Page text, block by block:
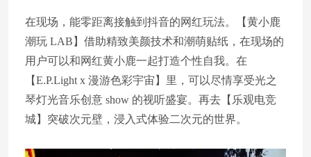
在现场，能零距离接触到抖音的网红玩法。【黄小鹿
潮玩 LAB】借助精致美颜技术和潮萌贴纸，在现场的
用户可以和网红黄小鹿一起打造个性自我。在
【E.P.Light x 漫游色彩宇宙】里，可以尽情享受光之
琴灯光音乐创意 show 的视听盛宴。再去【乐观电竞
城】突破次元壁，浸入式体验二次元的世界。